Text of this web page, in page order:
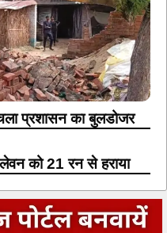
प्रशासन का बुलडोजर
को 21 रन से हराया